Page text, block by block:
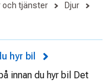
och tjänster
Djur
hyr bil
innan du hyr bil Det